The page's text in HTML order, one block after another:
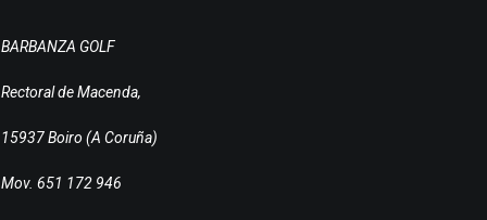
BARBANZA GOLF
Rectoral de Macenda,
15937 Boiro (A Coruña)
Mov. 651 172 946